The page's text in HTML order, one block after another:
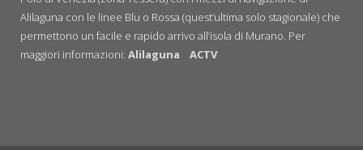
Alilaguna con le linee Blu o Rossa (quest’ultima solo stagionale) che
permettono un facile e rapido arrivo all’isola di Murano. Per
maggiori informazioni: Alilaguna ACTV